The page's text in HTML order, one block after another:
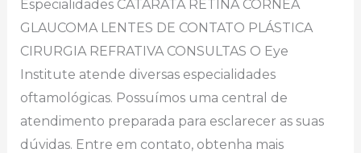
Especialidades CATARATA RETINA CÓRNEA
GLAUCOMA LENTES DE CONTATO PLÁSTICA
CIRURGIA REFRATIVA CONSULTAS O Eye
Institute atende diversas especialidades
oftamológicas. Possuímos uma central de
atendimento preparada para esclarecer as suas
dúvidas. Entre em contato, obtenha mais